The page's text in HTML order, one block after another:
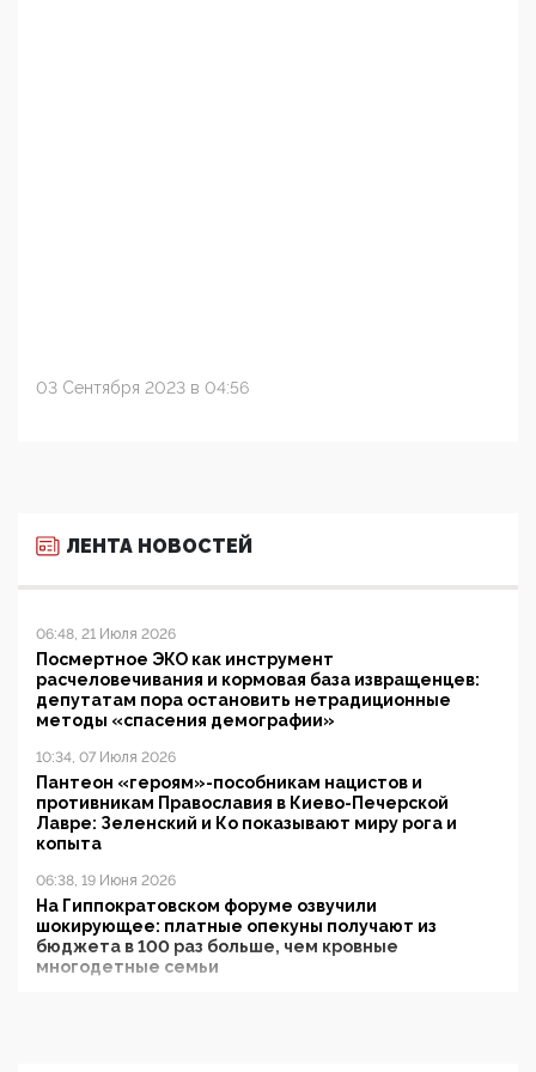
03 Сентября 2023 в 04:56
ЛЕНТА НОВОСТЕЙ
06:48, 21 Июля 2026
Посмертное ЭКО как инструмент
расчеловечивания и кормовая база извращенцев:
депутатам пора остановить нетрадиционные
методы «спасения демографии»
10:34, 07 Июля 2026
Пантеон «героям»-пособникам нацистов и
противникам Православия в Киево-Печерской
Лавре: Зеленский и Ко показывают миру рога и
копыта
06:38, 19 Июня 2026
На Гиппократовском форуме озвучили
шокирующее: платные опекуны получают из
бюджета в 100 раз больше, чем кровные
многодетные семьи